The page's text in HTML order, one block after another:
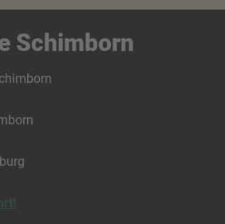
Schimborn